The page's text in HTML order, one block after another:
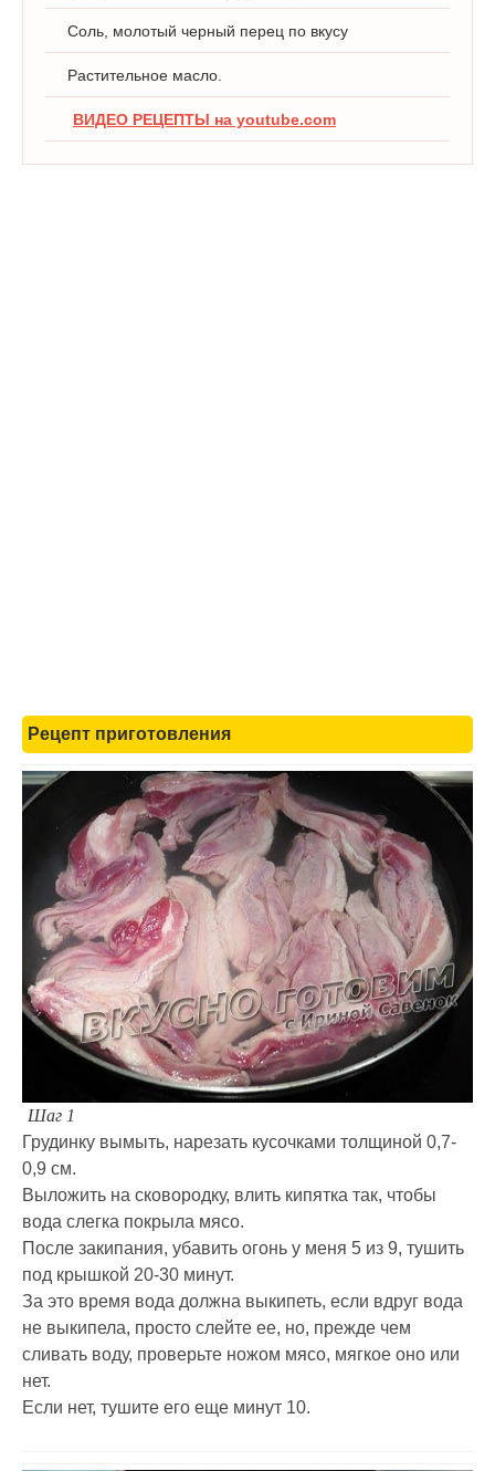
Соль, молотый черный перец по вкусу
Растительное масло.
ВИДЕО РЕЦЕПТЫ на youtube.com
Рецепт приготовления
Шаг 1
Грудинку вымыть, нарезать кусочками толщиной 0,7-
0,9 см.
Выложить на сковородку, влить кипятка так, чтобы
вода слегка покрыла мясо.
После закипания, убавить огонь у меня 5 из 9, тушить
под крышкой 20-30 минут.
За это время вода должна выкипеть, если вдруг вода
не выкипела, просто слейте ее, но, прежде чем
сливать воду, проверьте ножом мясо, мягкое оно или
нет.
Если нет, тушите его еще минут 10.